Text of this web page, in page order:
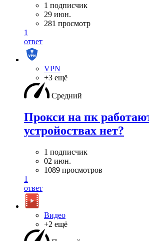
1 подписчик
29 июн.
281 просмотр
1
ответ
VPN
+3 ещё
Средний
Прокси на пк
устройоствах нет?
1 подписчик
02 июн.
1089 просмотров
1
ответ
Видео
+2 ещё